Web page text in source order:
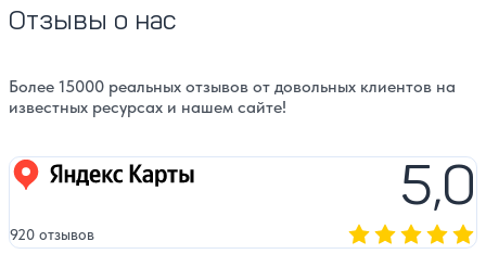
Отзывы о нас
Более 15000 реальных отзывов от довольных клиентов на
известных ресурсах и нашем сайте!
Яндекс карты 5,0
920 отзывов